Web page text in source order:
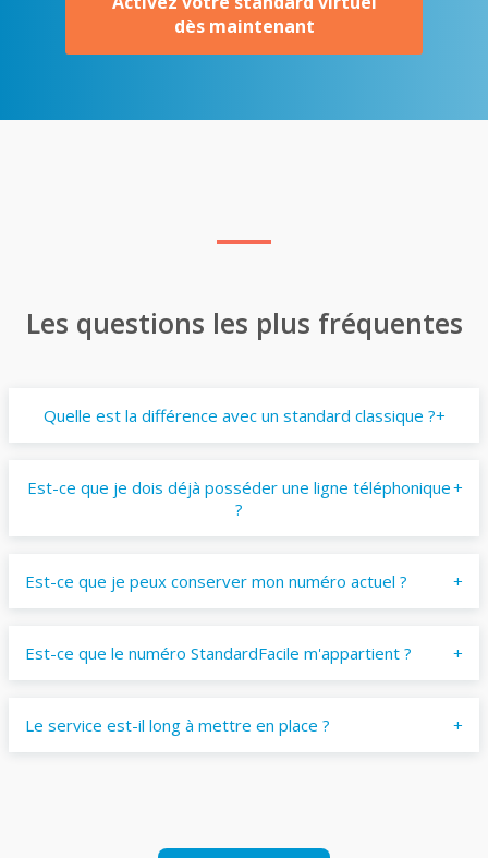
dès maintenant
Les questions les plus fréquentes
Quelle est la différence avec un standard classique ?
Est-ce que je dois déjà posséder une ligne téléphonique
?
Est-ce que je peux conserver mon numéro actuel ?
Est-ce que le numéro StandardFacile m'appartient ?
Le service est-il long à mettre en place ?